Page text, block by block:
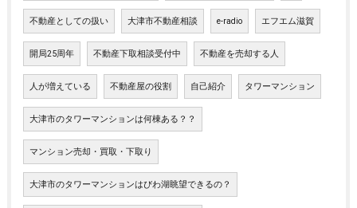
不動産としての扱い 大津市不動産相談 e-radio エフエム滋賀
開局25周年 不動産下取相談受付中 不動産を売却する人
人が増えている 不動産屋の役割 自己紹介 タワーマンション
大津市のタワーマンションは何棟ある？？
マンション売却・買取・下取り
大津市のタワーマンションはびわ湖眺望できるの？